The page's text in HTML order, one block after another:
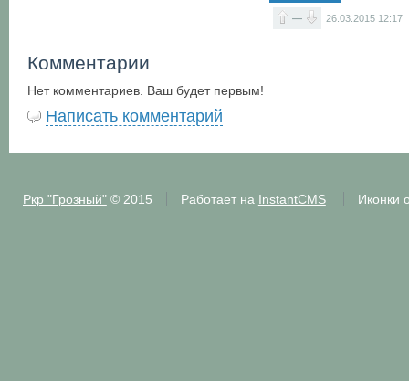
— 26.03.2015 12:17
Комментарии
Нет комментариев. Ваш будет первым!
Написать комментарий
Ркр "Грозный"© 2015 Работает на InstantCMS Иконки